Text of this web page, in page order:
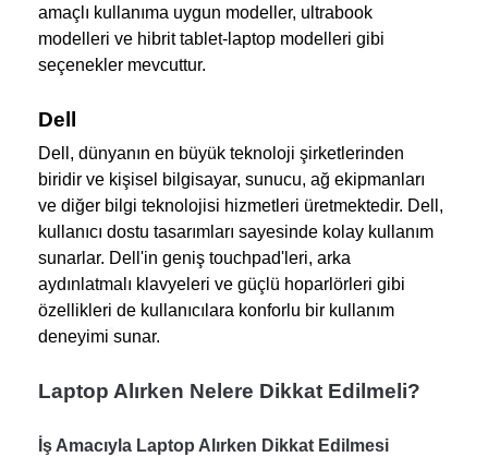
amaçlı kullanıma uygun modeller, ultrabook
modelleri ve hibrit tablet-laptop modelleri gibi
seçenekler mevcuttur.
Dell
Dell, dünyanın en büyük teknoloji şirketlerinden
biridir ve kişisel bilgisayar, sunucu, ağ ekipmanları
ve diğer bilgi teknolojisi hizmetleri üretmektedir. Dell,
kullanıcı dostu tasarımları sayesinde kolay kullanım
sunarlar. Dell'in geniş touchpad'leri, arka
aydınlatmalı klavyeleri ve güçlü hoparlörleri gibi
özellikleri de kullanıcılara konforlu bir kullanım
deneyimi sunar.
Laptop Alırken Nelere Dikkat Edilmeli?
İş Amacıyla Laptop Alırken Dikkat Edilmesi